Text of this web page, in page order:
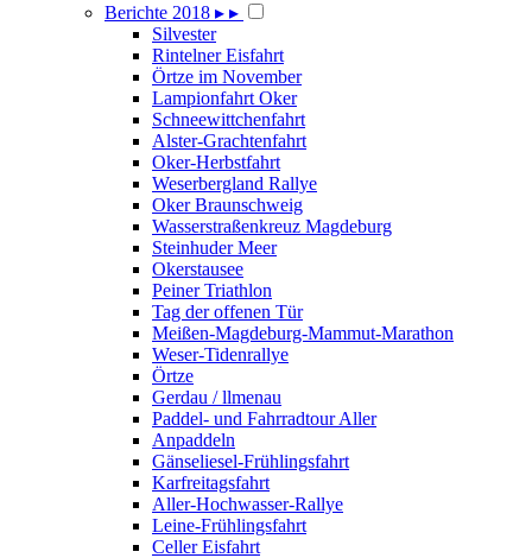
Berichte 2018 ▸ ▸
Silvester
Rintelner Eisfahrt
Örtze im November
Lampionfahrt Oker
Schneewittchenfahrt
Alster-Grachtenfahrt
Oker-Herbstfahrt
Weserbergland Rallye
Oker Braunschweig
Wasserstraßenkreuz Magdeburg
Steinhuder Meer
Okerstausee
Peiner Triathlon
Tag der offenen Tür
Meißen-Magdeburg-Mammut-Marathon
Weser-Tidenrallye
Örtze
Gerdau / llmenau
Paddel- und Fahrradtour Aller
Anpaddeln
Gänseliesel-Frühlingsfahrt
Karfreitagsfahrt
Aller-Hochwasser-Rallye
Leine-Frühlingsfahrt
Celler Eisfahrt